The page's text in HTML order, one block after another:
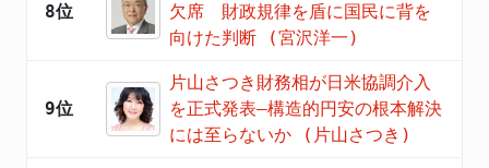
8位
欠席 財政規律を盾に国民に背を
向けた判断 (宮沢洋一)
9位
片山さつき財務相が日米協調介入
を正式発表―構造的円安の根本解決
には至らないか (片山さつき)